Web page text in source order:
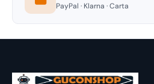
PayPal · Klarna · Carta